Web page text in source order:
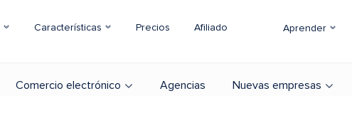
Características Precios Afiliado Aprender
Comercio electrónico Agencias Nuevas empresas